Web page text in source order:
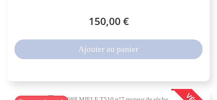
150,00 €
Ajouter au panier